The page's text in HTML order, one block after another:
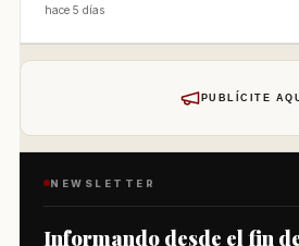
hace 5 días
PUBLÍCITE
NEWSLETTER
Informando desde el fin